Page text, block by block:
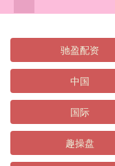
驰盈配资
中国
国际
趣操盘